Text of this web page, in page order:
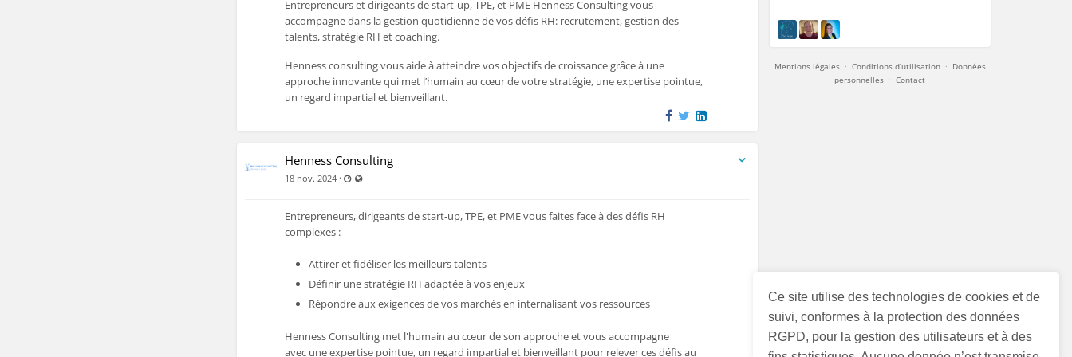
Ce site utilise des technologies de cookies et de
suivi, conformes à la protection des données
RGPD, pour la gestion des utilisateurs et à des
Entrepreneurs et dirigeants de start-up, TPE, et PME Henness Consulting vous
accompagne dans la gestion quotidienne de vos défis RH: recrutement, gestion des
talents, stratégie RH et coaching.
Henness consulting vous aide à atteindre vos objectifs de croissance grâce à une
approche innovante qui met l’humain au cœur de votre stratégie, une expertise pointue,
un regard impartial et bienveillant.
Henness Consulting
18 nov. 2024 · Dernière mise à jour: 31 janv. 2025 - 09:43
Entrepreneurs, dirigeants de start-up, TPE, et PME vous faites face à des défis RH
complexes :
Attirer et fidéliser les meilleurs talents
Définir une stratégie RH adaptée à vos enjeux
Répondre aux exigences de vos marchés en internalisant vos ressources
Henness Consulting met l'humain au cœur de son approche et vous accompagne
avec une expertise pointue, un regard impartial et bienveillant pour relever ces défis au
Mentions légales· Conditions d’utilisation· Données
personnelles ·Contact